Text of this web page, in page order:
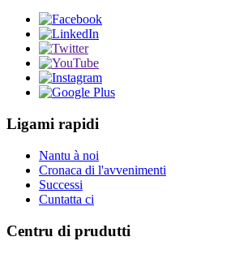
Ligami rapidi
Nantu à noi
Cronaca di l'avvenimenti
Successi
Cuntatta ci
Centru di prudutti